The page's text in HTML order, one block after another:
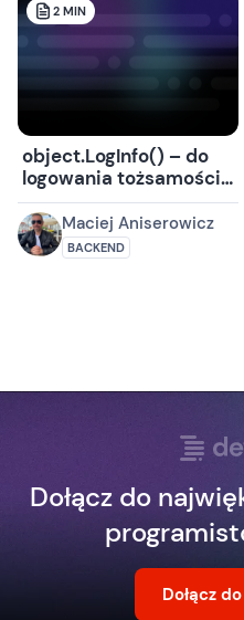
2 MIN
object.LogInfo() – do
logowania tożsamości
obiektu
Maciej Aniserowicz
BACKEND
Dołącz do
Dołącz